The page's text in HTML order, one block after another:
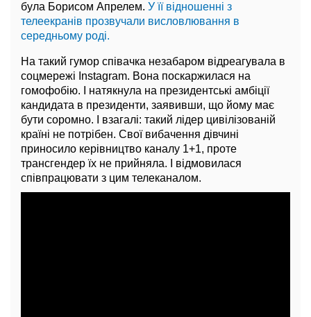
була Борисом Апрелем. У її відношенні з
телеекранів прозвучали висловлювання в
середньому роді.
На такий гумор співачка незабаром відреагувала в
соцмережі Instagram. Вона поскаржилася на
гомофобію. І натякнула на президентські амбіції
кандидата в президенти, заявивши, що йому має
бути соромно. І взагалі: такий лідер цивілізованій
країні не потрібен. Свої вибачення дівчині
приносило керівництво каналу 1+1, проте
трансгендер їх не прийняла. І відмовилася
співпрацювати з цим телеканалом.